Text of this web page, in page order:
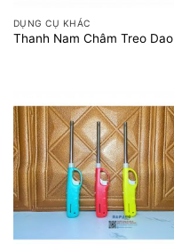
DỤNG CỤ KHÁC
Thanh Nam Châm Treo Dao